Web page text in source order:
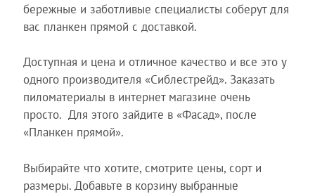
бережные и заботливые специалисты соберут для
вас планкен прямой с доставкой.
Доступная и цена и отличное качество и все это у
одного производителя «Сиблестрейд». Заказать
пиломатериалы в интернет магазине очень
просто. Для этого зайдите в «Фасад», после
«Планкен прямой».
Выбирайте что хотите, смотрите цены, сорт и
размеры. Добавьте в корзину выбранные